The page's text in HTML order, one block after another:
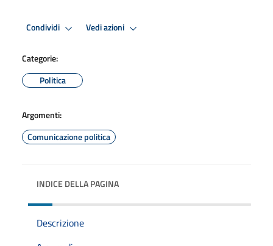
Condividi Vedi azioni
Categorie:
Politica
Argomenti:
Comunicazione politica
INDICE DELLA PAGINA
Descrizione